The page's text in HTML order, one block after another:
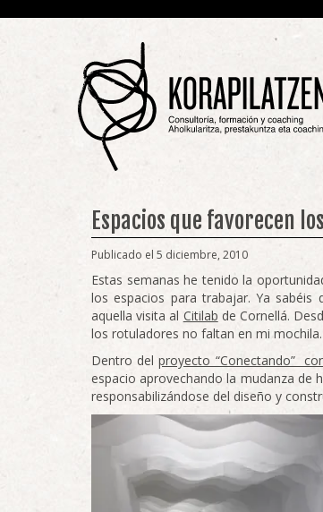
Espacios que favorecen
Publicado el 5 diciembre, 2010
Estas semanas he tenido la
los espacios para trabajar. Ya
aquella visita al Citilab de Cornellá.
los rotuladores no faltan en mi mochila.
Dentro delproyecto “Conectando”
espacio aprovechando la mudanza de
responsabilizándose del diseño y